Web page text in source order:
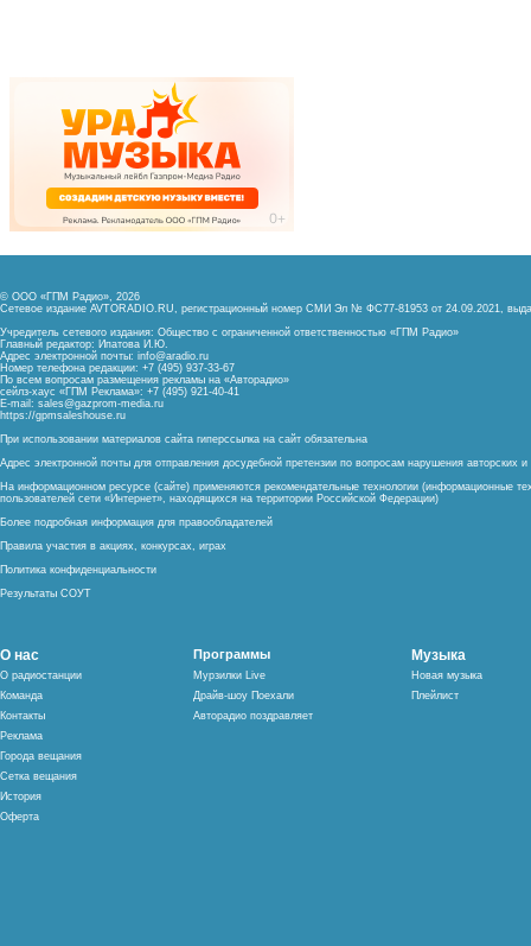
© ООО «ГПМ Радио», 2026
Сетевое издание AVTORADIO.RU, регистрационный номер СМИ Эл № ФС77-81953 от 24.09.2021,
Учредитель сетевого издания: Общество с ограниченной ответственностью «ГПМ Радио»
Главный редактор: Ипатова И.Ю.
Адрес электронной почты: info@aradio.ru
Номер телефона редакции: +7 (495) 937-33-67
По всем вопросам размещения рекламы на «Авторадио»
сейлз-хаус «ГПМ Реклама»: +7 (495) 921-40-41
E-mail: sales@gazprom-media.ru
https://gpmsaleshouse.ru
При использовании материалов сайта гиперссылка на сайт обязательна
Адрес электронной почты для отправления досудебной претензии по вопросам нарушения авторских
На информационном ресурсе (сайте) применяются рекомендательные технологии (информационные
пользователей сети «Интернет», находящихся на территории Российской Федерации)
Более подробная информация для правообладателей
Правила участия в акциях, конкурсах, играх
Политика конфиденциальности
Результаты СОУТ
О нас
О радиостанции
Команда
Контакты
Реклама
Города вещания
Сетка вещания
История
Оферта
Программы
Мурзилки Live
Драйв-шоу Поехали
Авторадио поздравляет
Музыка
Новая музыка
Плейлист